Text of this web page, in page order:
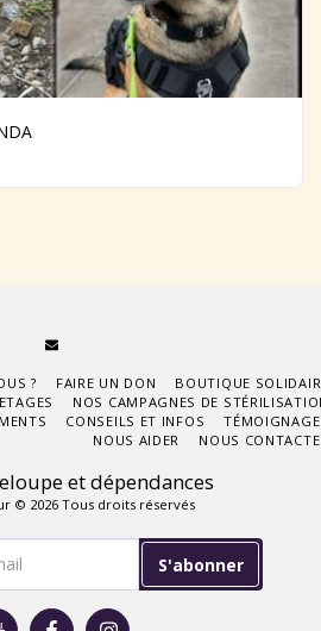
et dépendances
© 2026 Tous droits réservés
? FAIRE UN DON
BOUTIQUE
NOS CAMPAGNES DE
CONSEILS ET INFOS
NOUS AIDER
NOUS
S'abonner